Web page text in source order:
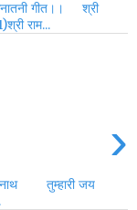
गीत।। श्री
राम...
›
तुम्हारी जय